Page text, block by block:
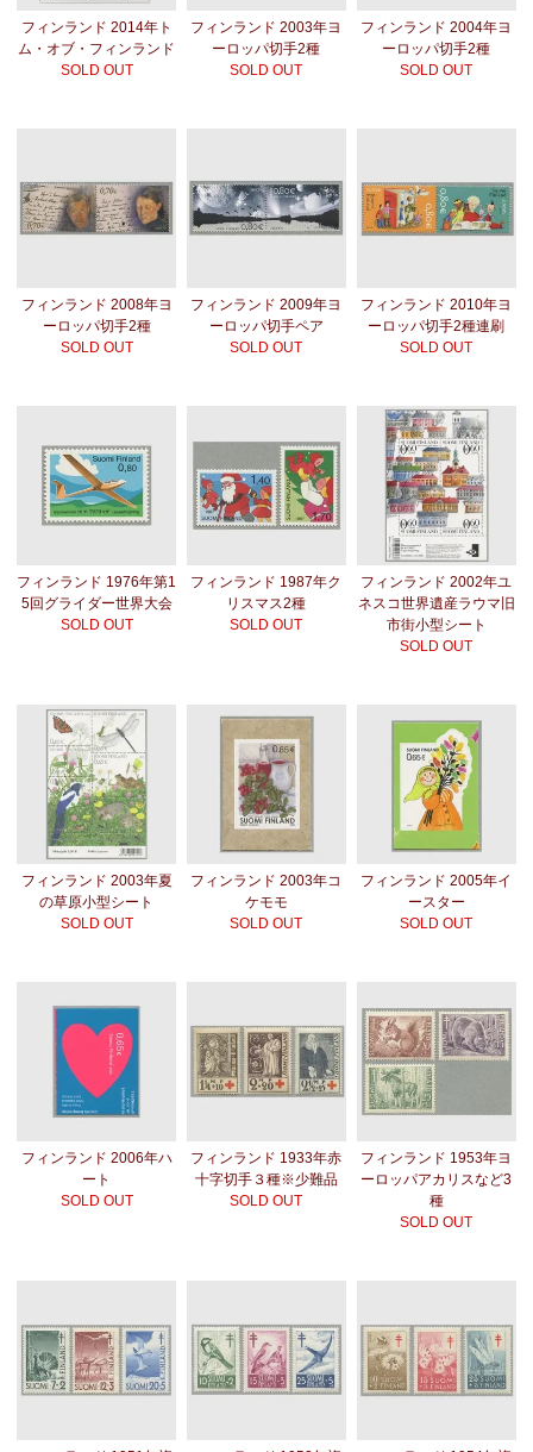
フィンランド 2014年ト
ム・オブ・フィンランド
SOLD OUT
フィンランド 2003年ヨ
ーロッパ切手2種
SOLD OUT
フィンランド 2004年ヨ
ーロッパ切手2種
SOLD OUT
フィンランド 2008年ヨ
ーロッパ切手2種
SOLD OUT
フィンランド 2009年ヨ
ーロッパ切手ペア
SOLD OUT
フィンランド 2010年ヨ
ーロッパ切手2種連刷
SOLD OUT
フィンランド 1976年第1
5回グライダー世界大会
SOLD OUT
フィンランド 1987年ク
リスマス2種
SOLD OUT
フィンランド 2002年ユ
ネスコ世界遺産ラウマ旧
市街小型シート
SOLD OUT
フィンランド 2003年夏
の草原小型シート
SOLD OUT
フィンランド 2003年コ
ケモモ
SOLD OUT
フィンランド 2005年イ
ースター
SOLD OUT
フィンランド 2006年ハ
ート
SOLD OUT
フィンランド 1933年赤
十字切手３種※少難品
SOLD OUT
フィンランド 1953年ヨ
ーロッパアカリスなど3
種
SOLD OUT